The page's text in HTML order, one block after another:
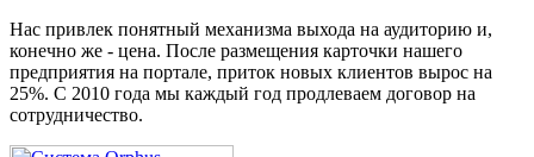
Нас привлек понятный механизма выхода на аудиторию и,
конечно же - цена. После размещения карточки нашего
предприятия на портале, приток новых клиентов вырос на
25%. С 2010 года мы каждый год продлеваем договор на
сотрудничество.